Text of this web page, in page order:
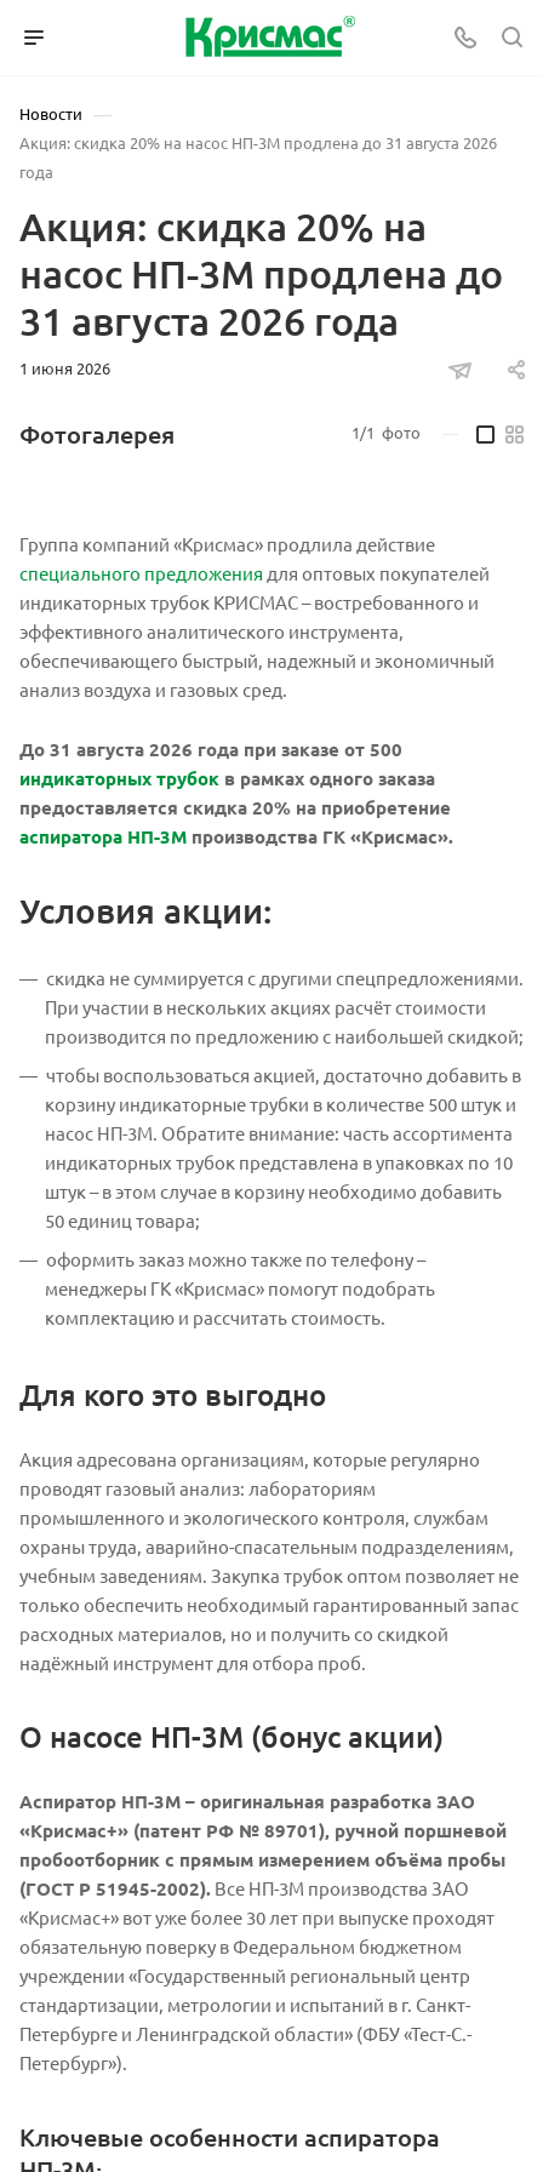
Новости —
Акция: скидка 20% на насос НП-3М продлена до 31 августа 2026
года
Акция: скидка 20% на
насос НП-3М продлена до
31 августа 2026 года
1 июня 2026
Фотогалерея 1/1 фото
Группа компаний «Крисмас» продлила действие
специального предложения для оптовых покупателей
индикаторных трубок КРИСМАС – востребованного и
эффективного аналитического инструмента,
обеспечивающего быстрый, надежный и экономичный
анализ воздуха и газовых сред.
До 31 августа 2026 года при заказе от 500
индикаторных трубок в рамках одного заказа
предоставляется скидка 20% на приобретение
аспиратора НП-3М производства ГК «Крисмас».
Условия акции:
скидка не суммируется с другими спецпредложениями.
При участии в нескольких акциях расчёт стоимости
производится по предложению с наибольшей скидкой;
чтобы воспользоваться акцией, достаточно добавить в
корзину индикаторные трубки в количестве 500 штук и
насос НП-3М. Обратите внимание: часть ассортимента
индикаторных трубок представлена в упаковках по 10
штук – в этом случае в корзину необходимо добавить
50 единиц товара;
оформить заказ можно также по телефону –
менеджеры ГК «Крисмас» помогут подобрать
комплектацию и рассчитать стоимость.
Для кого это выгодно
Акция адресована организациям, которые регулярно
проводят газовый анализ: лабораториям
промышленного и экологического контроля, службам
охраны труда, аварийно-спасательным подразделениям,
учебным заведениям. Закупка трубок оптом позволяет не
только обеспечить необходимый гарантированный запас
расходных материалов, но и получить со скидкой
надёжный инструмент для отбора проб.
О насосе НП-3М (бонус акции)
Аспиратор НП-3М – оригинальная разработка ЗАО
«Крисмас+» (патент РФ № 89701), ручной поршневой
пробоотборник с прямым измерением объёма пробы
(ГОСТ Р 51945-2002). Все НП-3М производства ЗАО
«Крисмас+» вот уже более 30 лет при выпуске проходят
обязательную поверку в Федеральном бюджетном
учреждении «Государственный региональный центр
стандартизации, метрологии и испытаний в г. Санкт-
Петербурге и Ленинградской области» (ФБУ «Тест-С.-
Петербург»).
Ключевые особенности аспиратора